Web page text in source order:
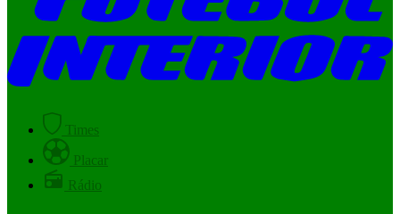
Times
Placar
Rádio